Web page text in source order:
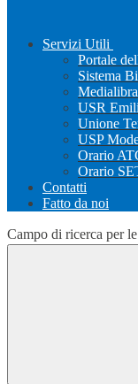
Servizi Utili
Portale
Sistema
USR
Unione
USP
Orario
Orario
Contatti
Fatto da noi
Campo di ricerca per